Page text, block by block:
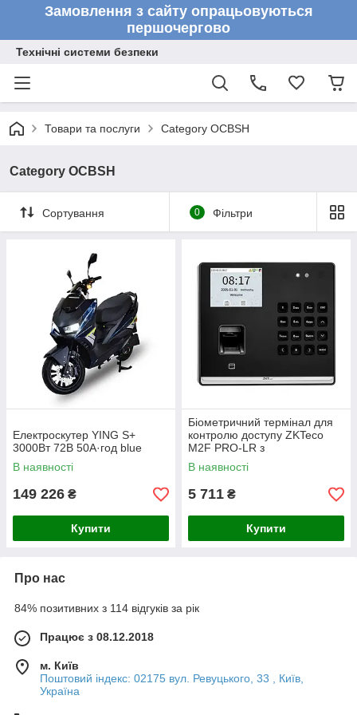
Замовлення з сайту опрацьовуються
першочергово
Технічні системи безпеки
Товари та послуги Category OCBSH
Category OCBSH
Сортування 0 Фільтри
Електроскутер YING S+
3000Вт 72В 50А·год blue
В наявності
149 226 ₴
Купити
Біометричний термінал для
контролю доступу ZKTeco
M2F PRO-LR з
розпізнаванням обличчя,
відбитків пальців та карт EM-
В наявності
5 711 ₴
Купити
Про нас
84% позитивних з 114 відгуків за рік
Працює з 08.12.2018
м. Київ
Поштовий індекс: 02175 вул. Ревуцького, 33 , Київ,
Україна